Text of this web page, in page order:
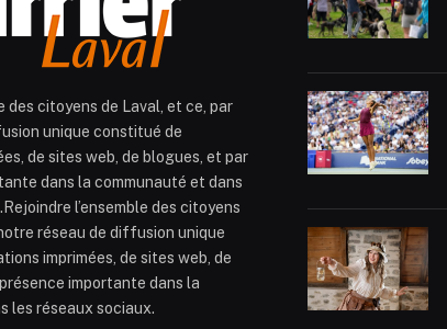
des citoyens de Laval, et ce, par
unique constitué de
de sites web, de blogues, et par
dans la communauté et dans
l’ensemble des citoyens
réseau de diffusion unique
imprimées, de sites web, de
importante dans la
les réseaux sociaux.